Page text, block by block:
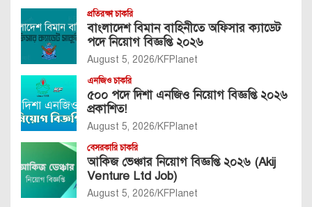
প্রতিরক্ষা চাকরি
বাংলাদেশ বিমান বাহিনীতে অফিসার ক্যাডেট
পদে নিয়োগ বিজ্ঞপ্তি ২০২৬
August 5, 2026 KFPlanet
এনজিও চাকরি
৫০০ পদে দিশা এনজিও নিয়োগ বিজ্ঞপ্তি ২০২৬
প্রকাশিত!
August 5, 2026 KFPlanet
বেসরকারি চাকরি
আকিজ ভেঞ্চার নিয়োগ বিজ্ঞপ্তি ২০২৬ (Akij
Venture Ltd Job)
August 5, 2026 KFPlanet